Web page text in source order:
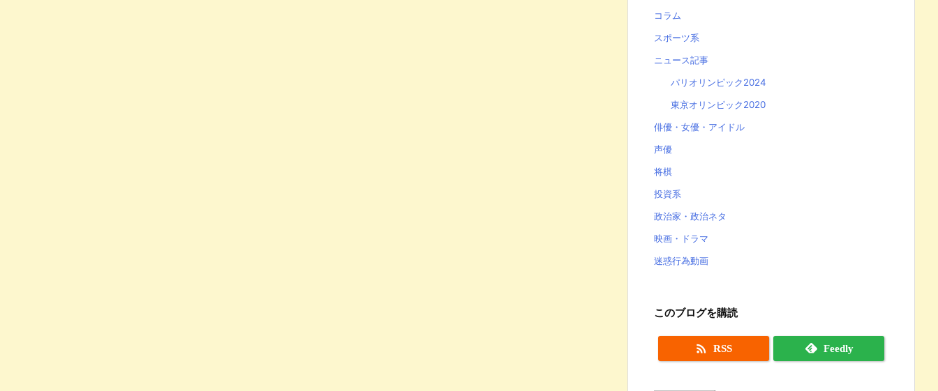
コラム
スポーツ系
ニュース記事
パリオリンピック2024
東京オリンピック2020
俳優・女優・アイドル
声優
将棋
投資系
政治家・政治ネタ
映画・ドラマ
迷惑行為動画
このブログを購読
 RSS Feedly